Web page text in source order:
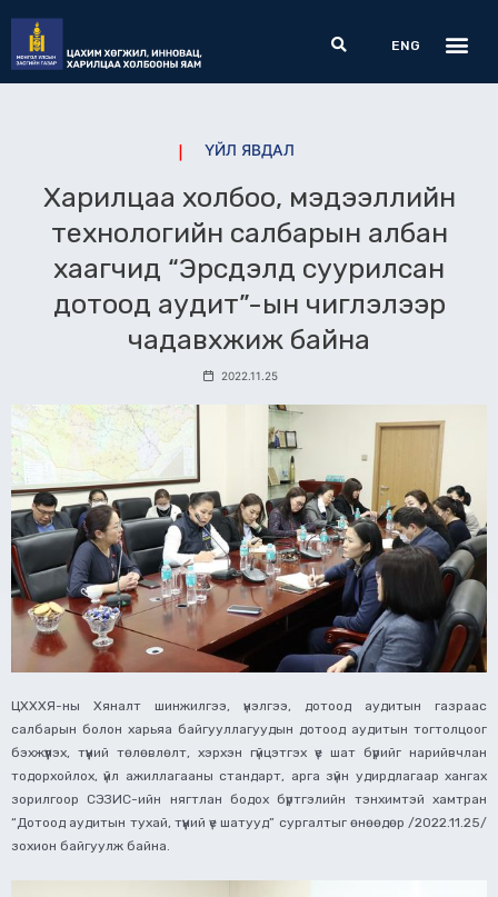
content
Search
ENG
ҮЙЛ ЯВДАЛ
Харилцаа холбоо, мэдээллийн
технологийн салбарын албан
хаагчид “Эрсдэлд суурилсан
дотоод аудит”-ын чиглэлээр
чадавхжиж байна
2022.11.25
ЦХХХЯ-ны Хяналт шинжилгээ, үнэлгээ, дотоод аудитын газраас
салбарын болон харьяа байгууллагуудын дотоод аудитын тогтолцоог
бэхжүүлэх, түүний төлөвлөлт, хэрхэн гүйцэтгэх үе шат бүрийг нарийвчлан
тодорхойлох, үйл ажиллагааны стандарт, арга зүйн удирдлагаар хангах
зорилгоор СЭЗИС-ийн нягтлан бодох бүртгэлийн тэнхимтэй хамтран
“Дотоод аудитын тухай, түүний үе шатууд” сургалтыг өнөөдөр /2022.11.25/
зохион байгуулж байна.